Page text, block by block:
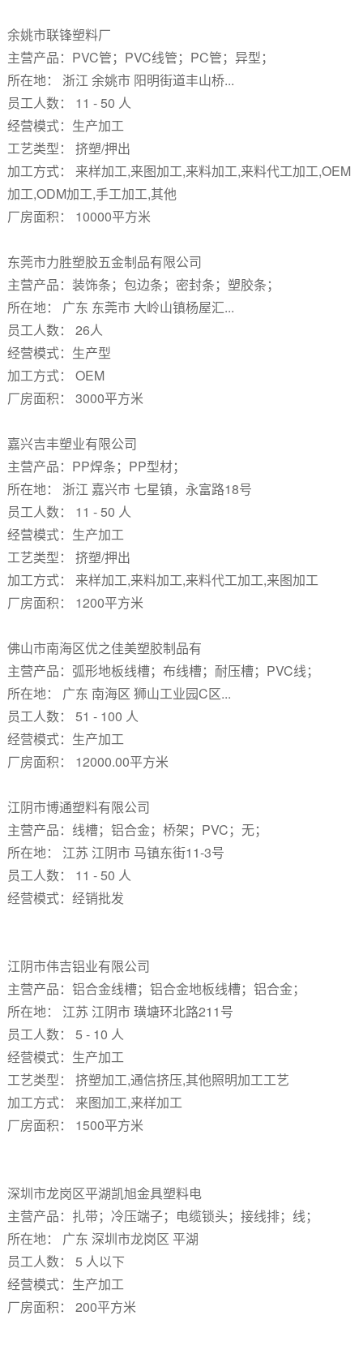
余姚市联锋塑料厂
主营产品：PVC管；PVC线管；PC管；异型；
所在地： 浙江 余姚市 阳明街道丰山桥...
员工人数： 11 - 50 人
经营模式：生产加工
工艺类型： 挤塑/押出
加工方式： 来样加工,来图加工,来料加工,来料代工加工,OEM
加工,ODM加工,手工加工,其他
厂房面积： 10000平方米
东莞市力胜塑胶五金制品有限公司
主营产品：装饰条；包边条；密封条；塑胶条；
所在地： 广东 东莞市 大岭山镇杨屋汇...
员工人数： 26人
经营模式：生产型
加工方式： OEM
厂房面积： 3000平方米
嘉兴吉丰塑业有限公司
主营产品：PP焊条；PP型材；
所在地： 浙江 嘉兴市 七星镇，永富路18号
员工人数： 11 - 50 人
经营模式：生产加工
工艺类型： 挤塑/押出
加工方式： 来样加工,来料加工,来料代工加工,来图加工
厂房面积： 1200平方米
佛山市南海区优之佳美塑胶制品有
主营产品：弧形地板线槽；布线槽；耐压槽；PVC线；
所在地： 广东 南海区 狮山工业园C区...
员工人数： 51 - 100 人
经营模式：生产加工
厂房面积： 12000.00平方米
江阴市博通塑料有限公司
主营产品：线槽；铝合金；桥架；PVC；无；
所在地： 江苏 江阴市 马镇东街11-3号
员工人数： 11 - 50 人
经营模式：经销批发
江阴市伟吉铝业有限公司
主营产品：铝合金线槽；铝合金地板线槽；铝合金；
所在地： 江苏 江阴市 璜塘环北路211号
员工人数： 5 - 10 人
经营模式：生产加工
工艺类型： 挤塑加工,通信挤压,其他照明加工工艺
加工方式： 来图加工,来样加工
厂房面积： 1500平方米
深圳市龙岗区平湖凯旭金具塑料电
主营产品：扎带；冷压端子；电缆锁头；接线排；线；
所在地： 广东 深圳市龙岗区 平湖
员工人数： 5 人以下
经营模式：生产加工
厂房面积： 200平方米